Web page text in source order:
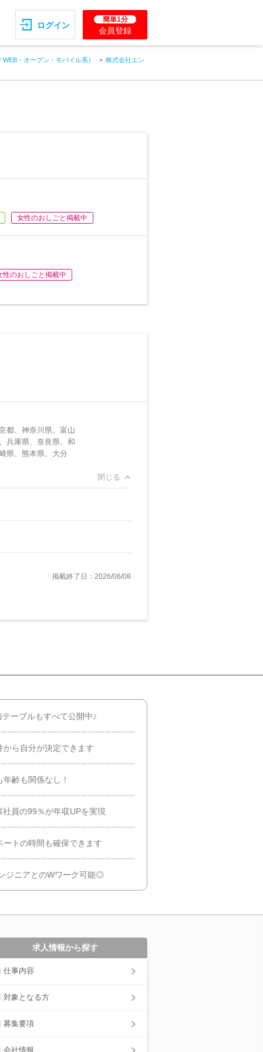
ログイン
簡単1分
会員登録
・オープン・モバイル系） 株式会社エン
女性のおしごと掲載中
性のおしごと掲載中
都、神奈川県、富山
兵庫県、奈良県、和
県、熊本県、大分
閉じる
掲載終了日：2026/06/08
ーブルもすべて公開中♪
ら自分が決定できます
齢も関係なし！
員の99％が年収UPを実現
トの時間も確保できます
ジニアとのWワーク可能◎
求人情報から探す
仕事内容
対象となる方
募集要項
会社情報